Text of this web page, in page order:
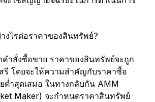
งไรต่อราคาของสินทรัพย์?
ำสั่งซื้อขาย ราคาของสินทรัพย์จะถูก
รี โดยจะให้ความสำคัญกับราคาซื้อ
ต่ำสุดเสมอ ในทางกลับกัน AMM
Maker) จะกำหนดราคาสินทรัพย์